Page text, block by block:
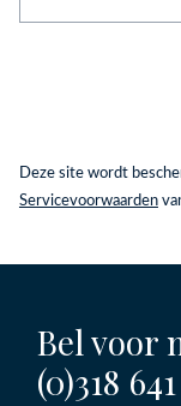
Deze site wordt
Servicevoorwaarden
Bel voor
(0)318